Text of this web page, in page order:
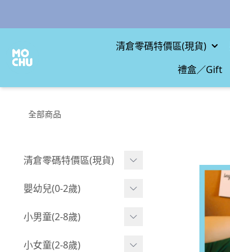
清倉零碼特價區(現貨)
禮盒／Gift
全部商品
清倉零碼特價區(現貨)
現貨.寶寶
現貨.男童
嬰幼兒(0-2歲)
BABY 包屁衣(短袖)
BABY 包屁衣(長袖)
小男童(2-8歲)
Boy 上身(短袖)
小女童(2-8歲)